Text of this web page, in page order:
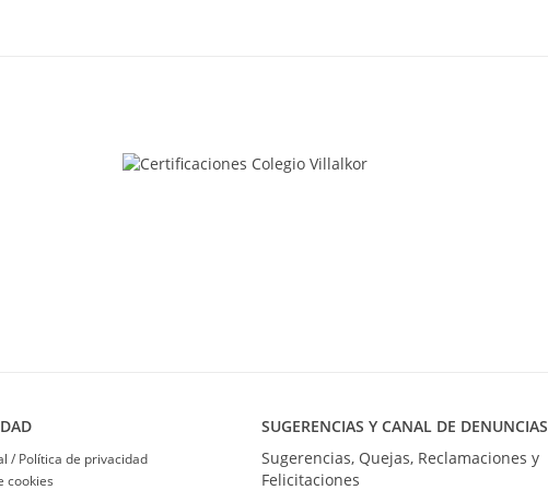
/ Política de privacidad
cookies
SUGERENCIAS Y CANAL DE DENUNCIAS
Sugerencias, Quejas, Reclamaciones y
Felicitaciones